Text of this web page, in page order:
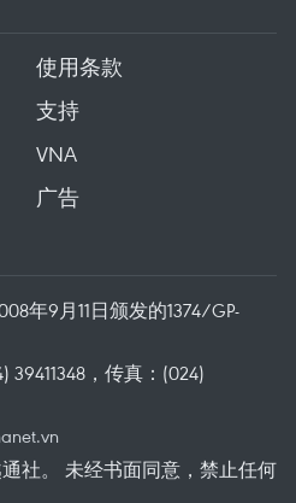
使用条款
支持
VNA
广告
年9月11日颁发的1374/GP-
39411348，传真：(024)
社。 未经书面同意，禁止任何